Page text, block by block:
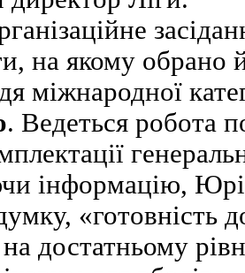
на якому обрано
міжнародної
. Ведеться робота
інформацію,
«готовність
достатньому